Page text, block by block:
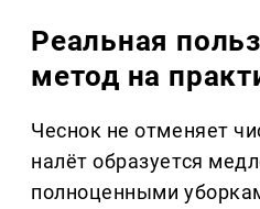
Реальная
метод на
Чеснок не отменяет
налёт образуется
полноценными